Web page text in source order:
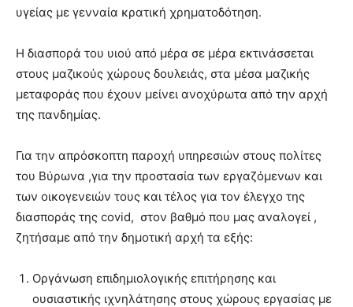
υγείας με γενναία κρατική χρηματοδότηση.
Η διασπορά του υιού από μέρα σε μέρα εκτινάσσεται
στους μαζικούς χώρους δουλειάς, στα μέσα μαζικής
μεταφοράς που έχουν μείνει ανοχύρωτα από την αρχή
της πανδημίας.
Για την απρόσκοπτη παροχή υπηρεσιών στους πολίτες
του Βύρωνα ,για την προστασία των εργαζόμενων και
των οικογενειών τους και τέλος για τον έλεγχο της
διασποράς της covid, στον βαθμό που μας αναλογεί ,
ζητήσαμε από την δημοτική αρχή τα εξής:
Οργάνωση επιδημιολογικής επιτήρησης και
ουσιαστικής ιχνηλάτησης στους χώρους εργασίας με